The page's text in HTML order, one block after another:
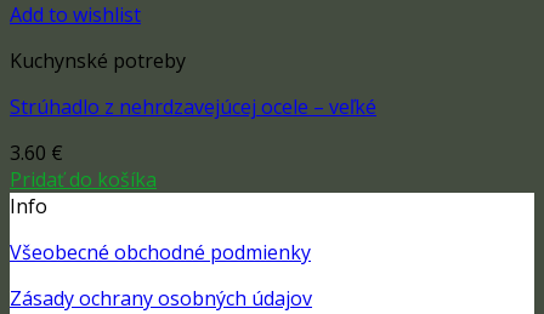
Add to wishlist
Kuchynské potreby
Strúhadlo z nehrdzavejúcej ocele – veľké
3.60 €
Pridať do košíka
Info
Všeobecné obchodné podmienky
Zásady ochrany osobných údajov